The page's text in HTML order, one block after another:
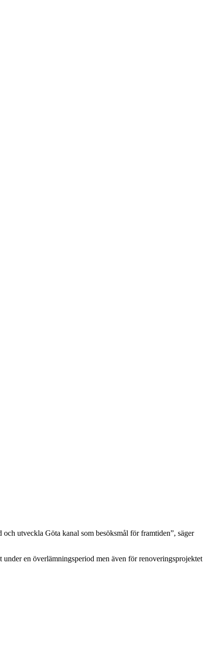
utveckla Göta kanal som besöksmål för framtiden”, säger
en överlämningsperiod men även för renoveringsprojektet